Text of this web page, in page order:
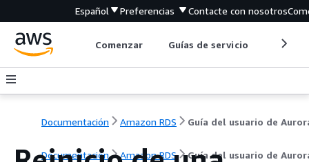
Español Preferencias Contacte con nosotros
Comenzar Guías de servicio
Documentación Amazon RDS Guía del usuario de
Documentación Amazon RDS Guía del usuario de